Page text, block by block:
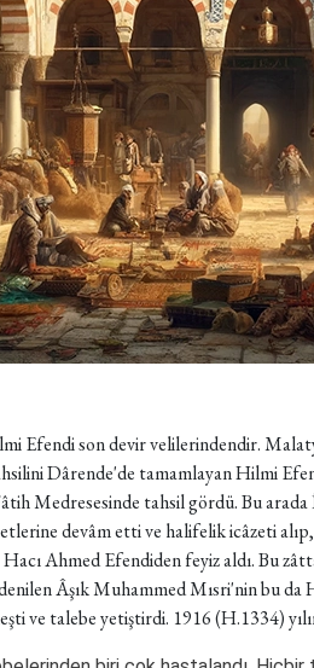
Efendi son devir velilerindendir.
Dârende'de tamamlayan Hilmi
Medresesinde tahsil gördü. Bu
devâm etti ve halifelik icâzeti
Hacı Ahmed Efendiden feyiz aldı. Bu
Âşık Muhammed Mısri'nin bu
ve talebe yetiştirdi. 1916 (H.1334)